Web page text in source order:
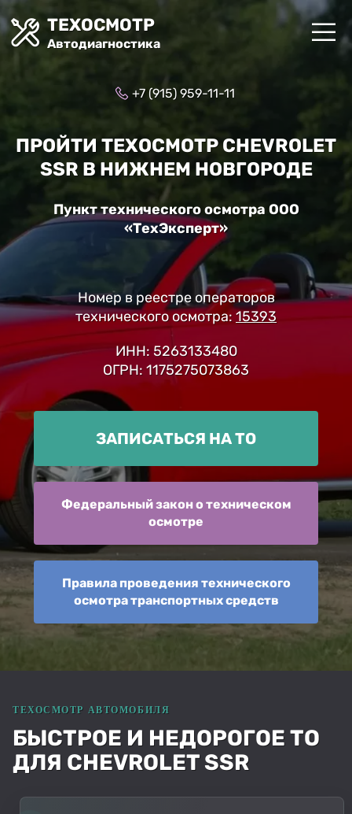
ТЕХОСМОТР
Автодиагностика
+7 (915) 959-11-11
ПРОЙТИ ТЕХОСМОТР CHEVROLET
SSR В НИЖНЕМ НОВГОРОДЕ
Пункт технического осмотра ООО
«ТехЭксперт»
Номер в реестре операторов
технического осмотра:15393
ИНН: 5263133480
ОГРН: 1175275073863
ЗАПИСАТЬСЯ НА ТО
Федеральный закон о техническом
осмотре
Правила проведения технического
осмотра транспортных средств
БЫСТРОЕ И НЕДОРОГОЕ ТО
ДЛЯ CHEVROLET SSR